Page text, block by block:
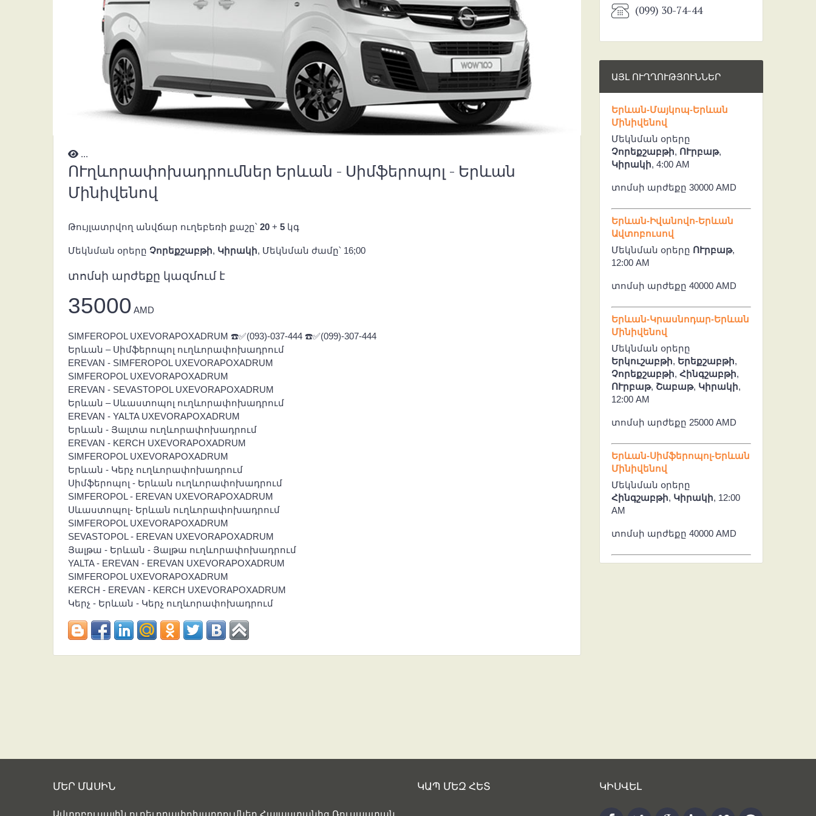
...
ՈՒղևորափոխադրումներ Երևան - Սիմֆերոպոլ - Երևան
Մինիվենով
Թույլատրվող անվճար ուղեբեռի քաշը՝ 20 + 5 կգ
Մեկնման օրերը Չորեքշաբթի, Կիրակի, Մեկնման ժամը՝ 16;00
տոմսի արժեքը կազմում է
35000 AMD
SIMFEROPOL UXEVORAPOXADRUM ☎️✅(093)-037-444 ☎️✅(099)-307-444
Երևան – Սիմֆերոպոլ ուղևորափոխադրում
EREVAN - SIMFEROPOL UXEVORAPOXADRUM
SIMFEROPOL UXEVORAPOXADRUM
EREVAN - SEVASTOPOL UXEVORAPOXADRUM
Երևան – Սևաստոպոլ ուղևորափոխադրում
EREVAN - YALTA UXEVORAPOXADRUM
Երևան - Յալտա ուղևորափոխադրում
EREVAN - KERCH UXEVORAPOXADRUM
SIMFEROPOL UXEVORAPOXADRUM
Երևան - Կերչ ուղևորափոխադրում
Սիմֆերոպոլ - Երևան ուղևորափոխադրում
SIMFEROPOL - EREVAN UXEVORAPOXADRUM
Սևաստոպոլ- Երևան ուղևորափոխադրում
SIMFEROPOL UXEVORAPOXADRUM
SEVASTOPOL - EREVAN UXEVORAPOXADRUM
Յալթա - Երևան - Յալթա ուղևորափոխադրում
YALTA - EREVAN - EREVAN UXEVORAPOXADRUM
SIMFEROPOL UXEVORAPOXADRUM
KERCH - EREVAN - KERCH UXEVORAPOXADRUM
Կերչ - Երևան - Կերչ ուղևորափոխադրում
(099) 30-74-44
ԱՅԼ ՈՒՂՂՈՒԹՅՈՒՆՆԵՐ
Երևան-Մայկոպ-Երևան
Մինիվենով
Մեկնման օրերը
Չորեքշաբթի, ՈՒրբաթ,
Կիրակի, 4:00 AM
տոմսի արժեքը 30000 AMD
Երևան-Իվանովո-Երևան
Ավտոբուսով
Մեկնման օրերը ՈՒրբաթ,
12:00 AM
տոմսի արժեքը 40000 AMD
Երևան-Կրասնոդար-Երևան
Մինիվենով
Մեկնման օրերը
Երկուշաբթի, Երեքշաբթի,
Չորեքշաբթի, Հինգշաբթի,
ՈՒրբաթ, Շաբաթ, Կիրակի,
12:00 AM
տոմսի արժեքը 25000 AMD
Երևան-Սիմֆերոպոլ-Երևան
Մինիվենով
Մեկնման օրերը
Հինգշաբթի, Կիրակի, 12:00
AM
տոմսի արժեքը 40000 AMD
ՄԵՐ ՄԱՍԻՆ
Ավտոբուսային ուղեւորափոխադրումներ Հայաստանից Ռուսաստան.
ԿԱՊ ՄԵԶ ՀԵՏ ԿԻՍՎԵԼ